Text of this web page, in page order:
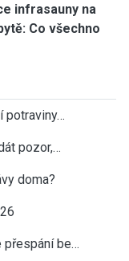
infrasauny na
Co všechno
potraviny…
pozor,…
doma?
přespání be…